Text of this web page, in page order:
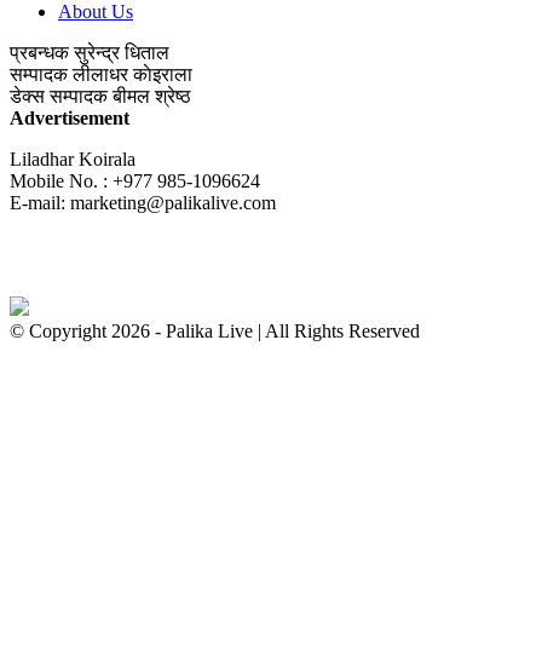
About Us
प्रबन्धकसुरेन्द्र धिताल
सम्पादकलीलाधर काेइराला
डेक्स सम्पादकबीमल श्रेष्ठ
Advertisement
Liladhar Koirala
Mobile No. : +977 985-1096624
E-mail: marketing@palikalive.com
© Copyright 2026 - Palika Live | All Rights Reserved